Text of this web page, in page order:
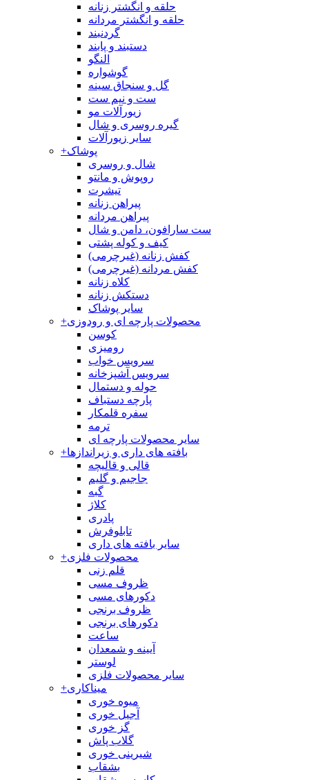
حلقه و انگشتر زنانه
حلقه و انگشتر مردانه
گردنبند
دستبند و پابند
النگو
گوشواره
گل و سنجاق سینه
ست و نیم ست
زیورآلات مو
گیره روسری و شال
سایر زیورآلات
+پوشاک
شال و روسری
روپوش و مانتو
تیشرت
پیراهن زنانه
پیراهن مردانه
ست سارافون، دامن و شال
کیف و کوله پشتی
کفش زنانه (غیرچرمی)
کفش مردانه (غیرچرمی)
کلاه زنانه
دستکش زنانه
سایر پوشاک
+محصولات پارچه ای و رودوزی
کوسن
رومیزی
سرویس خواب
سرویس آشپزخانه
حوله و دستمال
پارچه دستباف
سفره قلمکار
ترمه
سایر محصولات پارچه ای
+بافته های داری و زیراندازها
قالی و قالیچه
جاجیم و گلیم
گبه
کلاژ
پادری
تابلوفرش
سایر بافته های داری
+محصولات فلزی
قلم زنی
ظروف مسی
دکورهای مسی
ظروف برنجی
دکورهای برنجی
ساعت
آیینه و شمعدان
لوستر
سایر محصولات فلزی
+میناکاری
میوه خوری
آجیل خوری
گز خوری
گلاب پاش
شیرینی خوری
بشقاب